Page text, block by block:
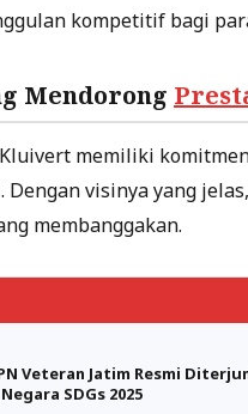
kompetitif bagi
Mendorong
memiliki
visinya yang
membanggakan.
Veteran Jatim Resmi
SDGs 2025